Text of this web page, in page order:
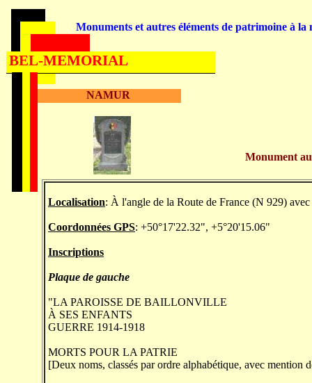
NAMUR
Monument
Localisation: À l'angle de la Route de France (N 929)
Coordonnées GPS: +50°17'22.32", +5°20'15.06"
Inscriptions
Plaque de gauche
"LA PAROISSE DE BAILLONVILLE
À SES ENFANTS
GUERRE 1914-1918
MORTS POUR LA PATRIE
[Deux noms, classés par ordre alphabétique, avec mention
Monuments et autres éléments de patrimoine à la
BEL-MEMORIAL